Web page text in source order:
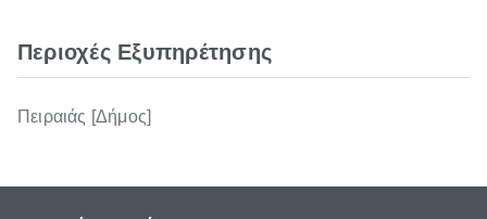
Περιοχές Εξυπηρέτησης
Πειραιάς [Δήμος]